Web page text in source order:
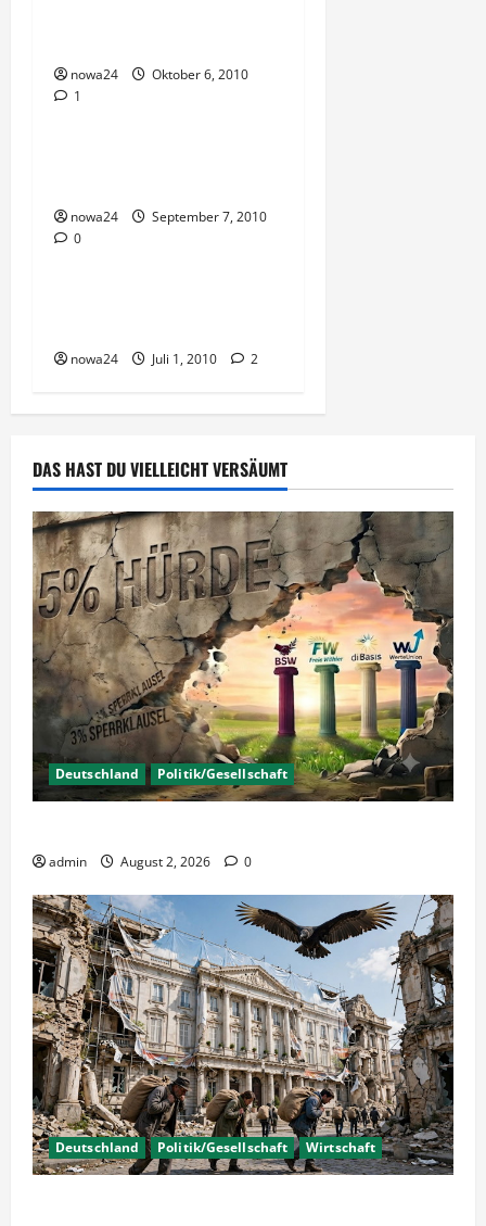
g
a
i
o
nowa24
Oktober 6, 2010
1Business
nowa24
September 7, 2010
0Business
nowa24 Juli 1, 2010 2
DAS HAST DU VIELLEICHT VERSÄUMT
Deutschland Politik/Gesellschaft
admin August 2, 2026 0
Deutschland Politik/Gesellschaft Wirtschaft